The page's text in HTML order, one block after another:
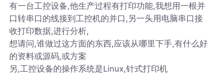
有一台工控设备,他生产过程有打印功能,我想用一根并
口转串口的线接到工控机的并口,另一头用电脑串口接
收打印数据,进行分析,
想请问,谁做过这方面的东西,应该从哪里下手,有什么好
的资料或源码,或方案
另,工控设备的操作系统是Linux,针式打印机